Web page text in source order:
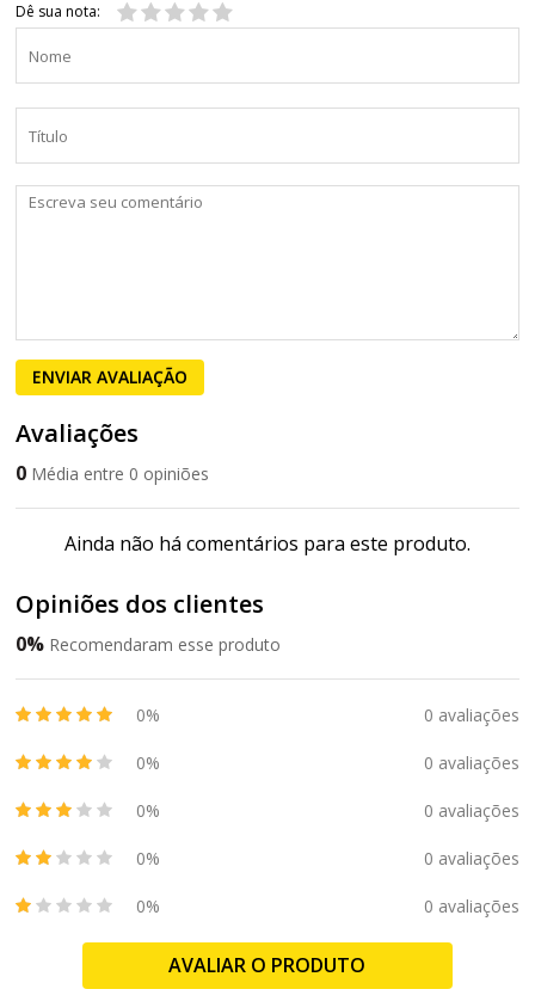
Dê sua nota:
ENVIAR AVALIAÇÃO
Avaliações
0 Média entre 0 opiniões
Ainda não há comentários para este produto.
Opiniões dos clientes
0% Recomendaram esse produto
0% 0 avaliações
0% 0 avaliações
0% 0 avaliações
0% 0 avaliações
0% 0 avaliações
AVALIAR O PRODUTO